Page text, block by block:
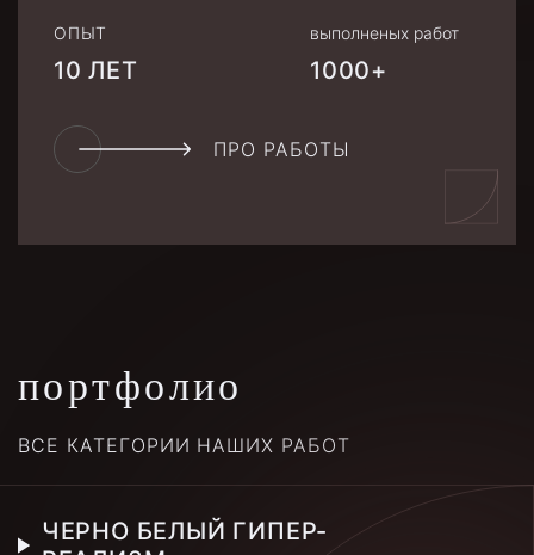
ОПЫТ
10 ЛЕТ
выполненых работ
1000+
ПРО РАБОТЫ
портфолио
ВСЕ КАТЕГОРИИ НАШИХ РАБОТ
ЧЕРНО БЕЛЫЙ ГИПЕР-